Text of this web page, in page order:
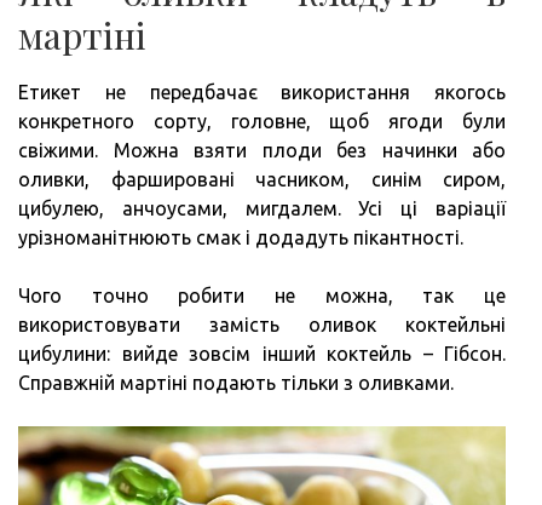
мартіні
Етикет не передбачає використання якогось
конкретного сорту, головне, щоб ягоди були
свіжими. Можна взяти плоди без начинки або
оливки, фаршировані часником, синім сиром,
цибулею, анчоусами, мигдалем. Усі ці варіації
урізноманітнюють смак і додадуть пікантності.
Чого точно робити не можна, так це
використовувати замість оливок коктейльні
цибулини: вийде зовсім інший коктейль – Гібсон.
Справжній мартіні подають тільки з оливками.